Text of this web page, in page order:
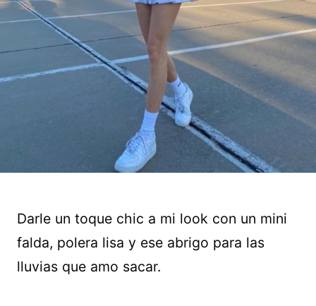
Darle un toque chic a mi look con un mini
falda, polera lisa y ese abrigo para las
lluvias que amo sacar.